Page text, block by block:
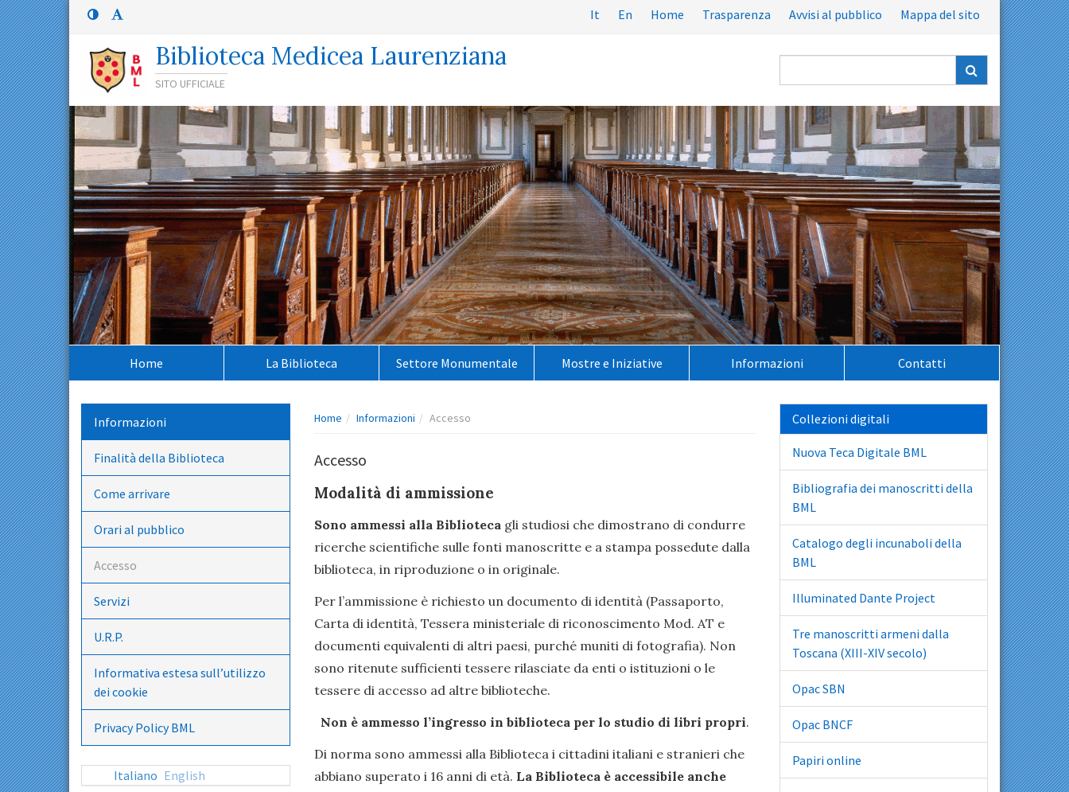
Menù
principale
Menù
superiore
Percorso
di
navigazione
Contenuto
principale
Menù
contestuale
Navigazione
secondaria
Menù
inferiore
It En Home Trasparenza Avvisi al pubblico Mappa del sito
Biblioteca Medicea Laurenziana
SITO UFFICIALE
nel
sito:
Menù
principale:
Home La Biblioteca Settore Monumentale Mostre e Iniziative Informazioni Contatti
Percorso
Home Informazioni Accesso
Accesso
Modalità di ammissione
Sono ammessi alla Bibliotecagli studiosi che dimostrano di condurre
ricerche scientifiche sulle fonti manoscritte e a stampa possedute dalla
biblioteca, in riproduzione o in originale.
Per l’ammissione è richiesto un documento di identità (Passaporto,
Carta di identità, Tessera ministeriale di riconoscimento Mod. AT e
documenti equivalenti di altri paesi, purché muniti di fotografia). Non
sono ritenute sufficienti tessere rilasciate da enti o istituzioni o le
tessere di accesso ad altre biblioteche.
Non è ammesso l’ingresso in biblioteca per lo studio di libri propri.
Di norma sono ammessi alla Biblioteca i cittadini italiani e stranieri che
abbiano superato i 16 anni di età. La Biblioteca è accessibile anche
Informazioni
Finalità della Biblioteca
Come arrivare
Orari al pubblico
Accesso
Servizi
U.R.P.
Informativa estesa sull’utilizzo
dei cookie
Privacy Policy BML
Italiano English
Collezioni digitali
Nuova Teca Digitale BML
Bibliografia dei manoscritti della
BML
Catalogo degli incunaboli della
BML
Illuminated Dante Project
Tre manoscritti armeni dalla
Toscana (XIII-XIV secolo)
Opac SBN
Opac BNCF
Papiri online